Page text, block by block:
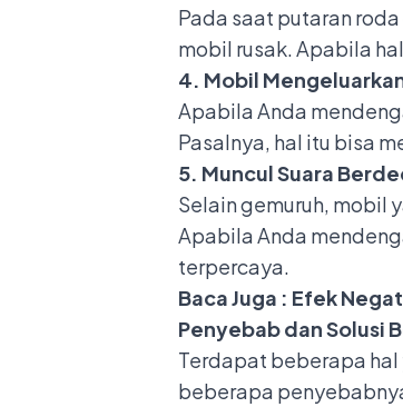
Pada saat putaran
mobil rusak. Apabila
4. Mobil
Apabila Anda
Pasalnya, hal itu bisa
5. Muncul Suara
Selain gemuruh, mobil
Apabila Anda
terpercaya.
Baca Juga : Efek
Penyebab dan Solusi
Terdapat beberapa
beberapa